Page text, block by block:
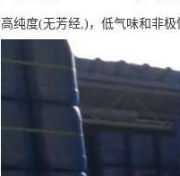
高纯度(无芳经,)，低气味和非